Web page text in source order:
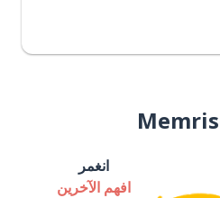
انغمر
افهم الآخرين